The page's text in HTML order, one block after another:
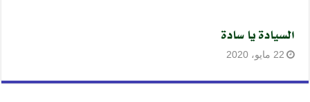
السيادة يا سادة
22 مايو، 2020